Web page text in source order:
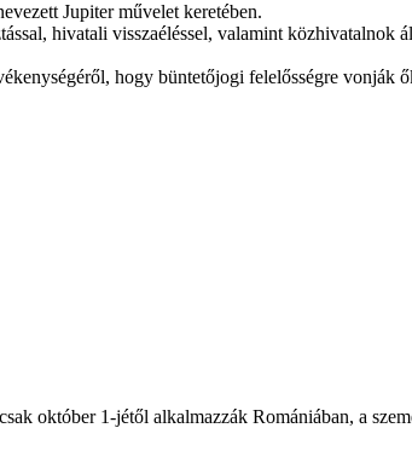
Jupiter művelet keretében.
hivatali visszaéléssel, valamint közhivatalnok
hogy büntetőjogi felelősségre vonják
október 1-jétől alkalmazzák Romániában, a